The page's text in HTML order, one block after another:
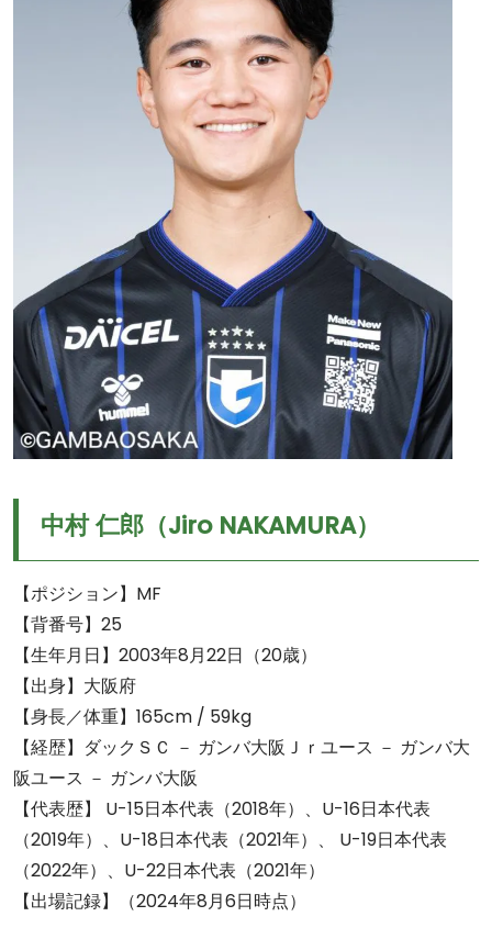
中村 仁郎（Jiro NAKAMURA）
【ポジション】MF
【背番号】25
【生年月日】2003年8月22日（20歳）
【出身】大阪府
【身長／体重】165cm / 59kg
【経歴】ダックＳＣ － ガンバ大阪Ｊｒユース － ガンバ大
阪ユース － ガンバ大阪
【代表歴】 U-15日本代表（2018年）、U-16日本代表
（2019年）、U-18日本代表（2021年）、 U-19日本代表
（2022年）、U-22日本代表（2021年）
【出場記録】（2024年8月6日時点）